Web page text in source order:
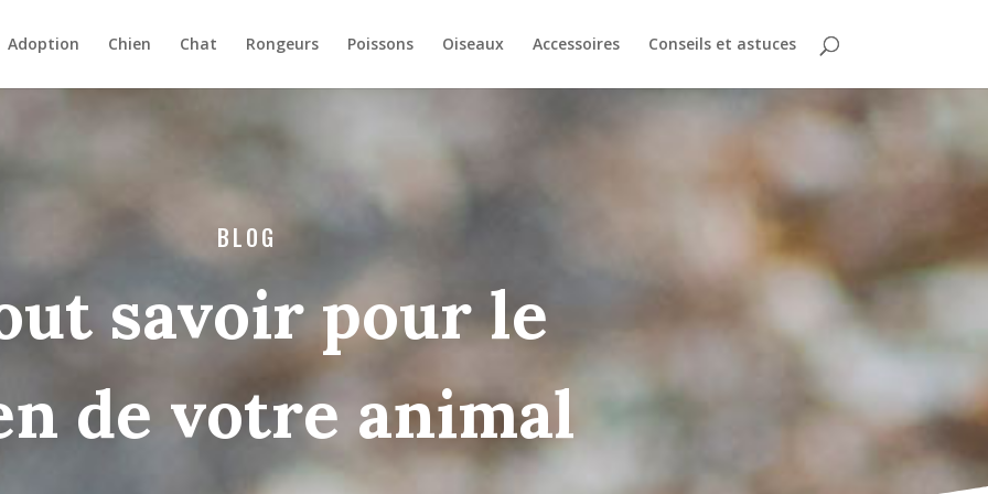
Adoption Chien Chat Rongeurs Poissons Oiseaux Accessoires Conseils et astuces
BLOG
savoir pour le
de votre animal